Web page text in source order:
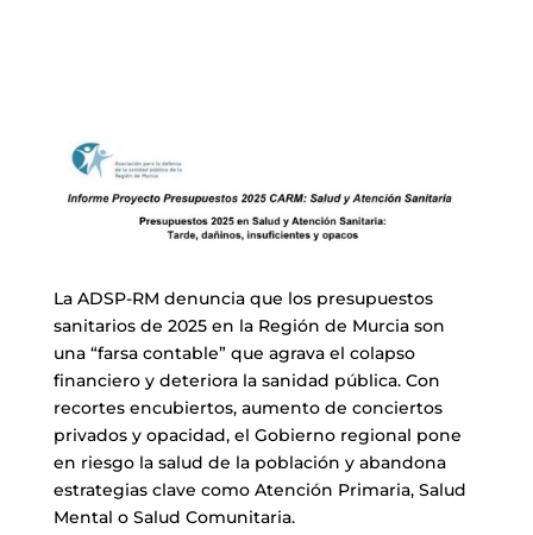
La ADSP-RM denuncia que los presupuestos
sanitarios de 2025 en la Región de Murcia son
una “farsa contable” que agrava el colapso
financiero y deteriora la sanidad pública. Con
recortes encubiertos, aumento de conciertos
privados y opacidad, el Gobierno regional pone
en riesgo la salud de la población y abandona
estrategias clave como Atención Primaria, Salud
Mental o Salud Comunitaria.